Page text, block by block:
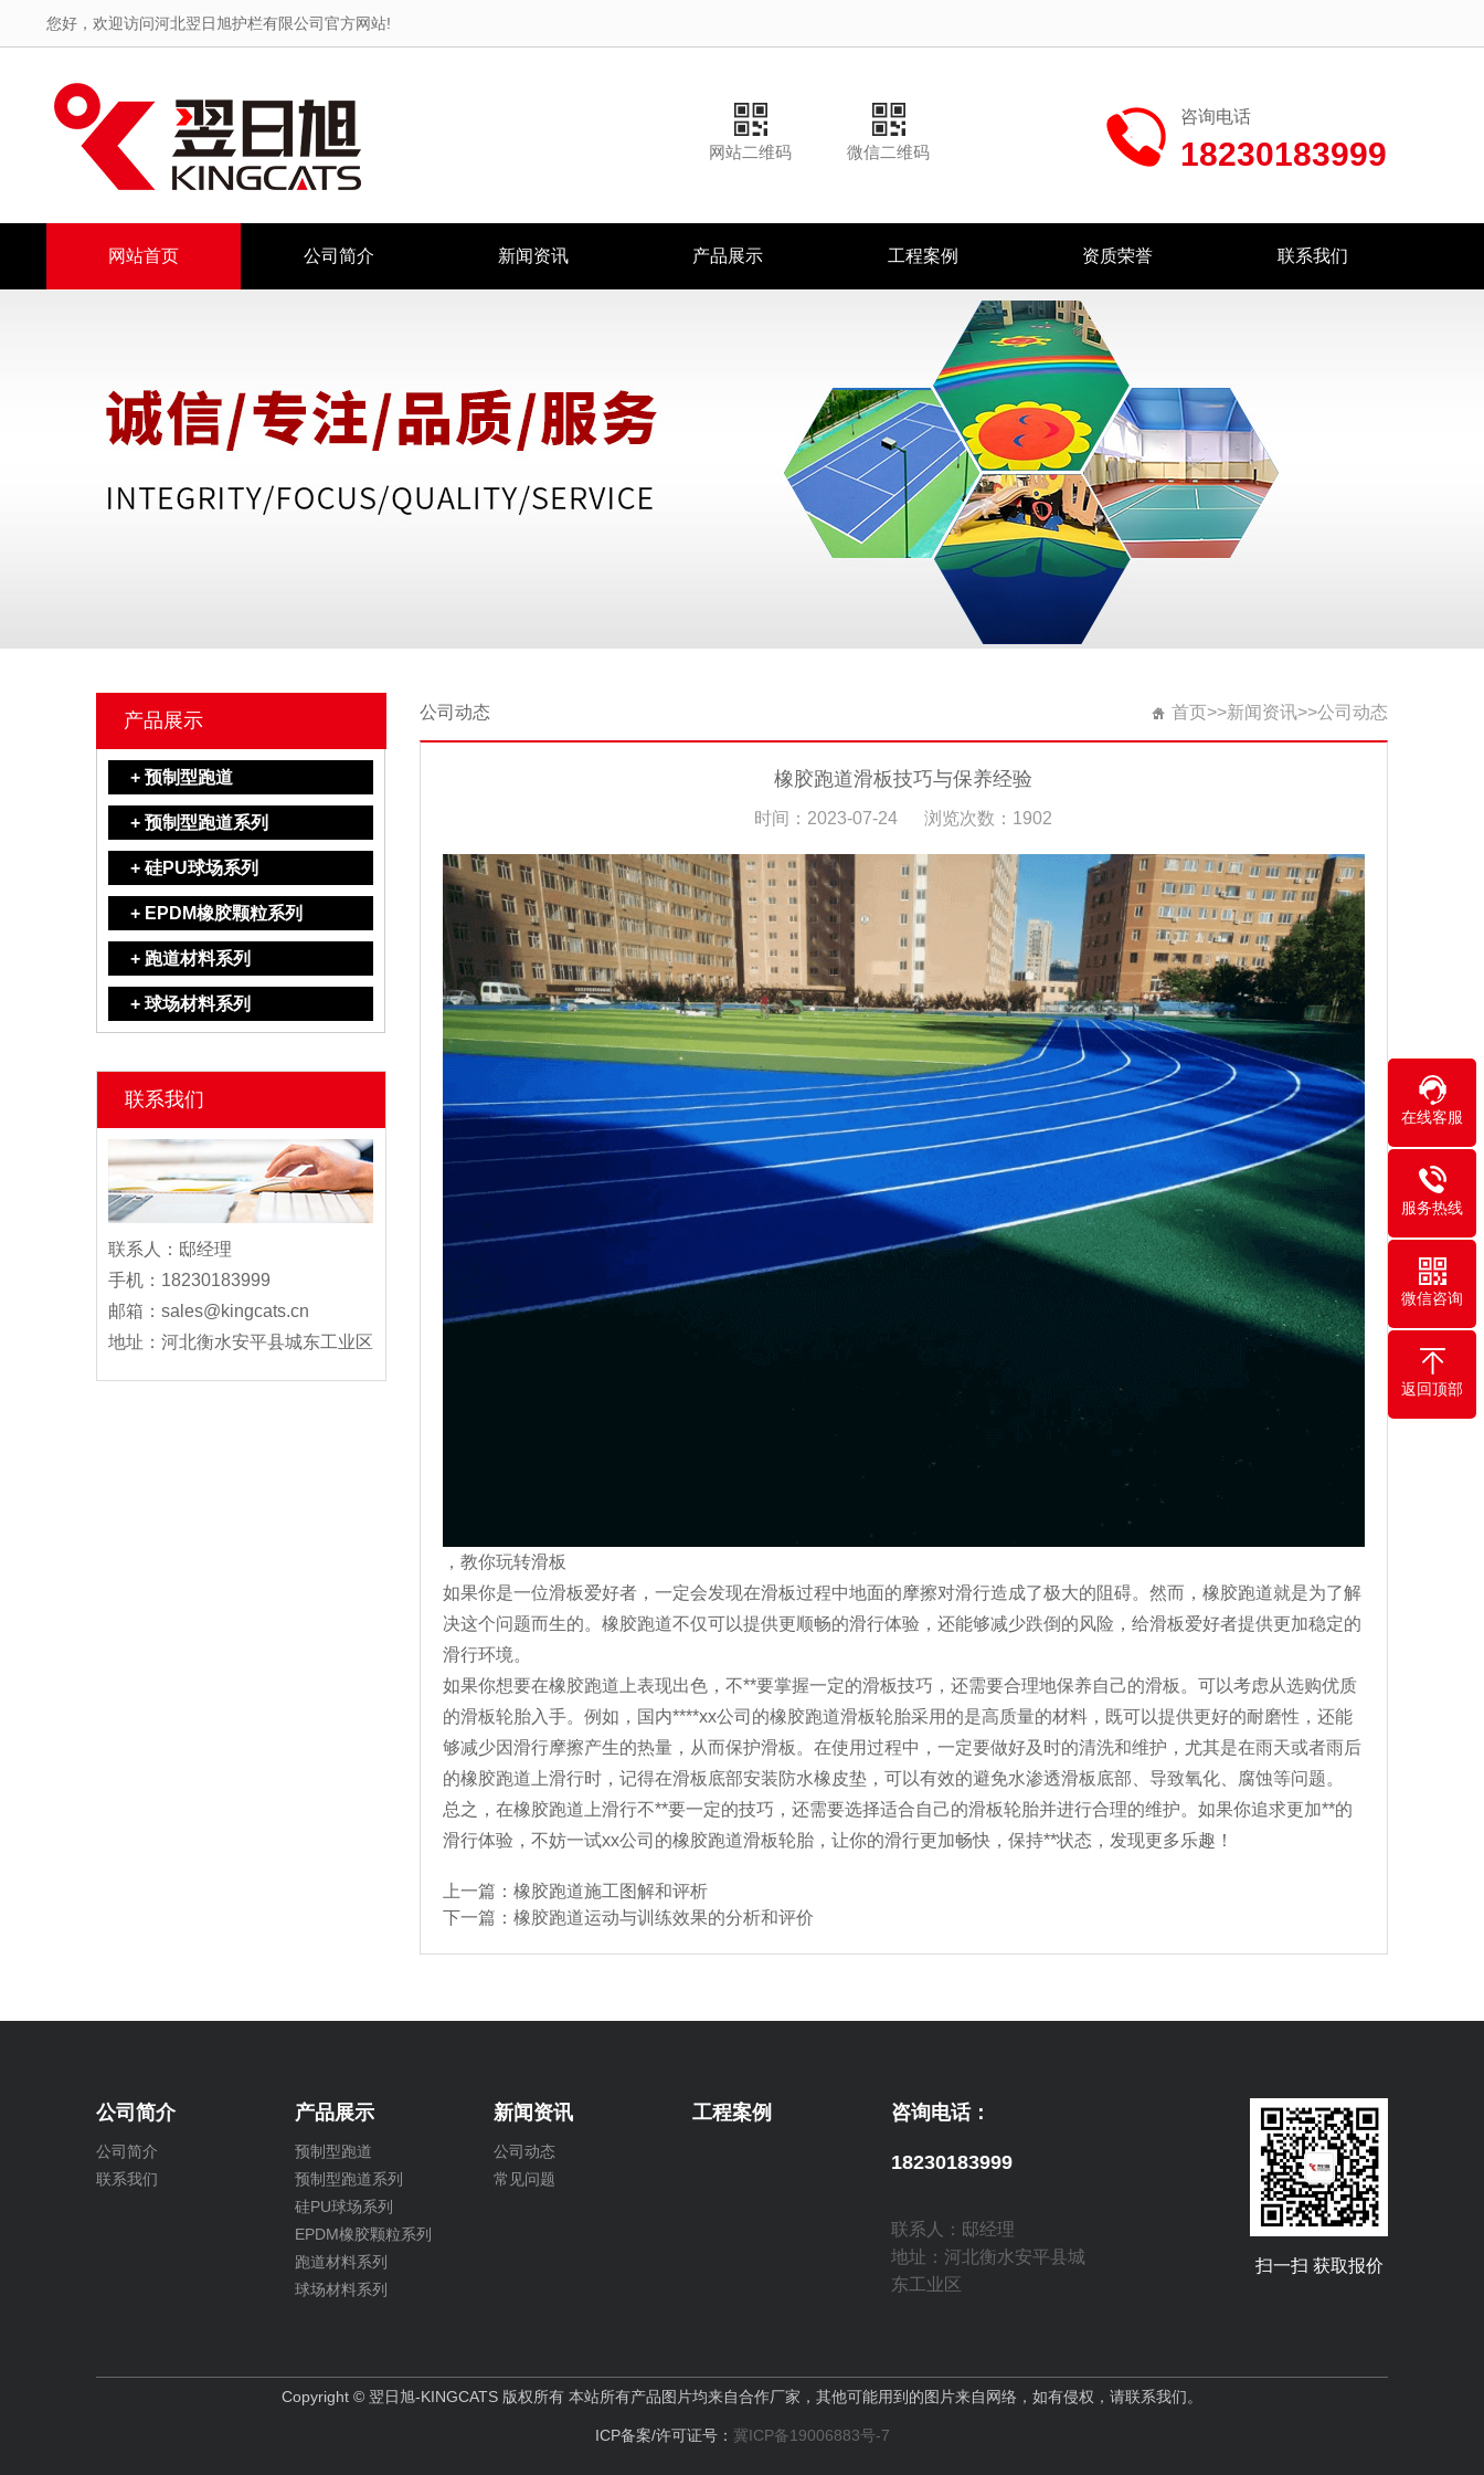
您好，欢迎访问河北翌日旭护栏有限公司官方网站!
网站二维码 微信二维码
咨询电话
18230183999
网站首页 公司简介 新闻资讯 产品展示 工程案例 资质荣誉 联系我们
产品展示
+ 预制型跑道
+ 预制型跑道系列
+ 硅PU球场系列
+ EPDM橡胶颗粒系列
+ 跑道材料系列
+ 球场材料系列
联系我们
联系人：邸经理
手机：18230183999
邮箱：sales@kingcats.cn
地址：河北衡水安平县城东工业区
公司动态 首页>>新闻资讯>>公司动态
橡胶跑道滑板技巧与保养经验
时间：2023-07-24 浏览次数：1902
，教你玩转滑板
如果你是一位滑板爱好者，一定会发现在滑板过程中地面的摩擦对滑行造成了极大的阻碍。然而， 橡胶跑道就是为了解
决这个问题而生的。橡胶跑道不仅可以提供更顺畅的滑行体验，还能够减少跌倒的风险，给滑板爱好者提供更加稳定的
滑行环境。
如果你想要在橡胶跑道上表现出色，不**要掌握一定的滑板技巧，还需要合理地保养自己的滑板。可以考虑从选购优质
的滑板轮胎入手。例如，国内****xx公司的橡胶跑道滑板轮胎采用的是高质量的材料，既可以提供更好的耐磨性，还能
够减少因滑行摩擦产生的热量，从而保护滑板。在使用过程中，一定要做好及时的清洗和维护，尤其是在雨天或者雨后
的橡胶跑道上滑行时，记得在滑板底部安装防水橡皮垫，可以有效的避免水渗透滑板底部、导致氧化、腐蚀等问题。
总之，在橡胶跑道上滑行不**要一定的技巧，还需要选择适合自己的滑板轮胎并进行合理的维护。如果你追求更加**的
滑行体验，不妨一试xx公司的橡胶跑道滑板轮胎，让你的滑行更加畅快，保持**状态，发现更多乐趣！
上一篇： 橡胶跑道施工图解和评析
下一篇： 橡胶跑道运动与训练效果的分析和评价
公司简介
公司简介
联系我们
产品展示
预制型跑道
预制型跑道系列
硅PU球场系列
EPDM橡胶颗粒系列
跑道材料系列
球场材料系列
新闻资讯
公司动态
常见问题
工程案例 咨询电话：
18230183999
联系人：邸经理
地址：河北衡水安平县城
东工业区
扫一扫 获取报价
Copyright © 翌日旭-KINGCATS 版权所有 本站所有产品图片均来自合作厂家，其他可能用到的图片来自网络，如有侵权，请联系我们。
ICP备案/许可证号： 冀ICP备19006883号-7
在线客服
服务热线
微信咨询
返回顶部